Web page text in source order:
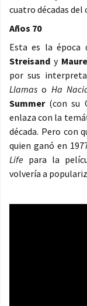
cuatro décadas del
Años 70
Esta es la época
Streisand y
por sus
Llamas o Ha
Summer(con su
enlaza con la
década. Pero con
quien ganó en
Life para la
volvería a